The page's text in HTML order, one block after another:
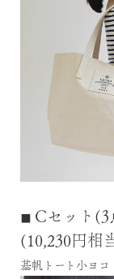
■ Cセット
(10,230円相
基帆トート小ヨ